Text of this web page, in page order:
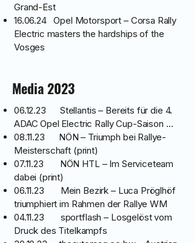
Grand-Est
16.06.24 Opel Motorsport – Corsa Rally
Electric masters the hardships of the
Vosges
Media 2023
06.12.23 Stellantis – Bereits für die 4.
ADAC Opel Electric Rally Cup-Saison …
08.11.23 NÖN – Triumph bei Rallye-
Meisterschaft (print)
07.11.23 NÖN HTL – Im Serviceteam
dabei (print)
06.11.23 Mein Bezirk – Luca Pröglhöf
triumphiert im Rahmen der Rallye WM
04.11.23 sportflash – Losgelöst vom
Druck des Titelkampfs